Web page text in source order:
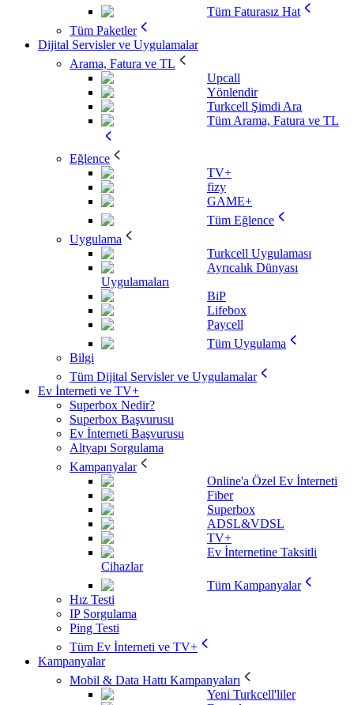
Tüm Faturasız Hat
Tüm Paketler
Dijital Servisler ve Uygulamalar
Arama, Fatura ve TL
Upcall
Yönlendir
Turkcell Şimdi Ara
Tüm Arama, Fatura ve TL
Eğlence
TV+
fizy
GAME+
Tüm Eğlence
Uygulama
Turkcell Uygulaması
Ayrıcalık Dünyası
Uygulamaları
BiP
Lifebox
Paycell
Tüm Uygulama
Bilgi
Tüm Dijital Servisler ve Uygulamalar
Ev İnterneti ve TV+
Superbox Nedir?
Superbox Başvurusu
Ev İnterneti Başvurusu
Altyapı Sorgulama
Kampanyalar
Online'a Özel Ev İnterneti
Fiber
Superbox
ADSL&VDSL
TV+
Ev İnternetine Taksitli
Cihazlar
Tüm Kampanyalar
Hız Testi
IP Sorgulama
Ping Testi
Tüm Ev İnterneti ve TV+
Kampanyalar
Mobil & Data Hattı Kampanyaları
Yeni Turkcell'liler